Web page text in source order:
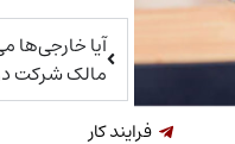
آیا خارجی‌ها می‌توانند ۱۰۰٪
مالک شرکت در دبی